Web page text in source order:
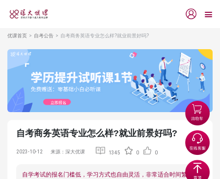
优课首页 自考公告 自考商务英语专业怎么样?就业前景好吗?
自考商务英语专业怎么样?就业前景好吗?
2023-10-12 来源：深大优课 1345 0 0
自学考试的报名门槛低，学习方式也自由灵活，非常适合时间繁忙